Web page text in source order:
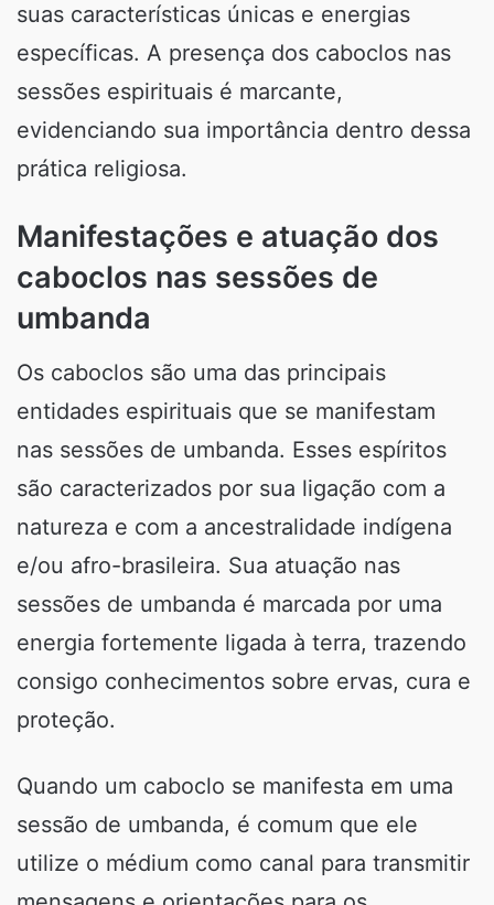
suas características únicas e energias
específicas. A presença dos caboclos nas
sessões espirituais é marcante,
evidenciando sua importância dentro dessa
prática religiosa.
Manifestações e atuação dos
caboclos nas sessões de
umbanda
Os caboclos são uma das principais
entidades espirituais que se manifestam
nas sessões de umbanda. Esses espíritos
são caracterizados por sua ligação com a
natureza e com a ancestralidade indígena
e/ou afro-brasileira. Sua atuação nas
sessões de umbanda é marcada por uma
energia fortemente ligada à terra, trazendo
consigo conhecimentos sobre ervas, cura e
proteção.
Quando um caboclo se manifesta em uma
sessão de umbanda, é comum que ele
utilize o médium como canal para transmitir